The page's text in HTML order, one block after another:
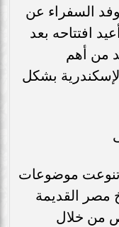
السفراء عن
افتتاحه بعد
من أهم
بشكل
تنوعت موضوعات
مصر القديمة
من خلال